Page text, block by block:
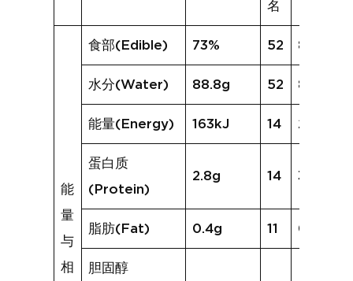
名
能
量
与
相
食部(Edible) 73% 52 85%
水分(Water) 88.8g 52 86.8g
能量(Energy) 163kJ 14 204kJ
蛋白质
(Protein)
2.8g 14 3.2g
脂肪(Fat) 0.4g 11 0.4g
胆固醇